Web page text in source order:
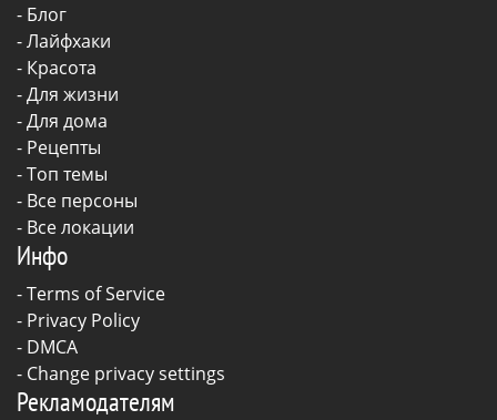
- Блог
-Лайфхаки
- Красота
-Для жизни
-Для дома
- Рецепты
- Топ темы
- Все персоны
- Все локации
Инфо
-Terms of Service
- Privacy Policy
- DMCA
- Change privacy settings
Рекламодателям